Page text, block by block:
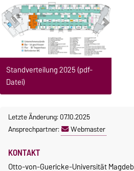
Standverteilung 2025 (pdf-
Datei)
Letzte Änderung: 07.10.2025
Ansprechpartner:
Webmaster
KONTAKT
Otto-von-Guericke-Universität